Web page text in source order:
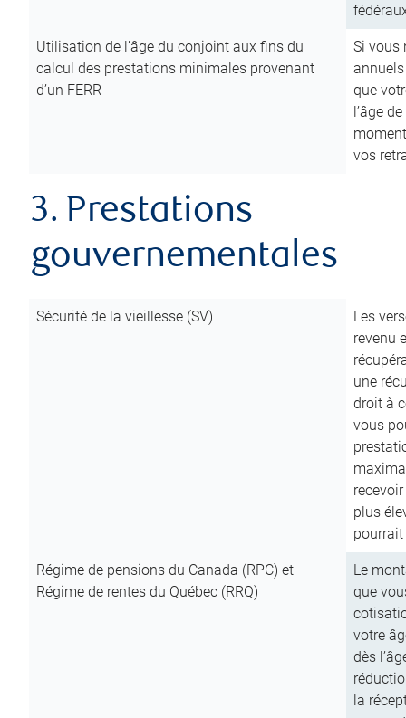
Utilisation de l’âge du conjoint aux fins du
calcul des prestations minimales provenant
d’un FERR
Si vous
que
l’âge
vos
3. Prestations
gouvernementales
Sécurité de la vieillesse (SV)
Les
revenu
une
droit à
vous
plus
Régime de pensions du Canada (RPC) et
Régime de rentes du Québec (RRQ)
Le
que
votre
dès
la